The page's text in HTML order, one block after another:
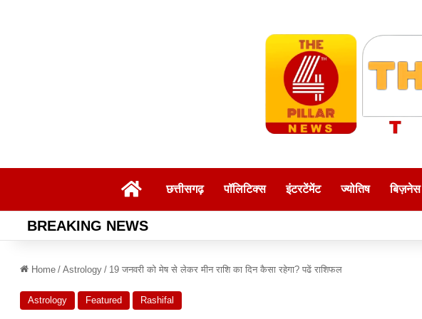
Homeछत्तीसगढ़ पॉलिटिक्स इंटरटेंमेंट ज्योतिष बिज़नेस
BREAKING NEWS
Home / Astrology / 19 जनवरी को मेष से लेकर मीन राशि का दिन कैसा रहेगा? पढें राशिफल
Astrology Featured Rashifal